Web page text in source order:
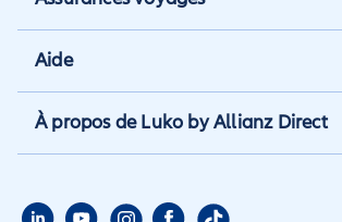
Assurance locataire
Assurance propriétaire non
occupant
Assurance vacances
Assurance annulation
Assurance annuelle
Aide
Aide et contact
Aide habitation
À propos de Luko by Allianz Direct
Presse